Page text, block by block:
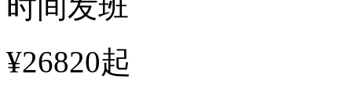
时间发班
¥26820起